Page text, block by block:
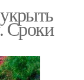
Сроки